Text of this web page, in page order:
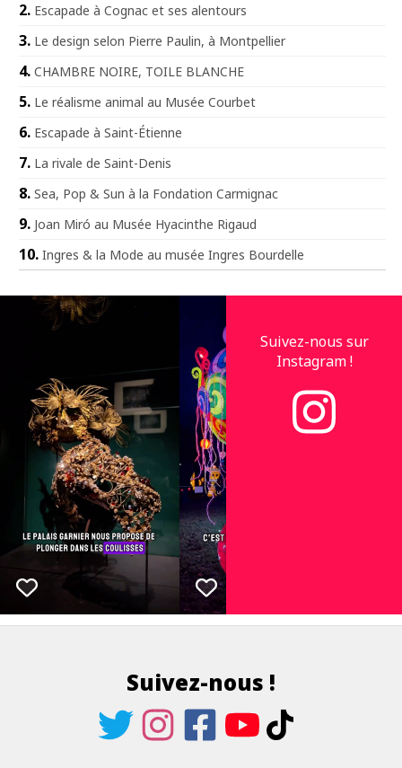
Escapade à Cognac et ses alentours
Le design selon Pierre Paulin, à Montpellier
CHAMBRE NOIRE, TOILE BLANCHE
Le réalisme animal au Musée Courbet
Escapade à Saint-Étienne
La rivale de Saint-Denis
Sea, Pop & Sun à la Fondation Carmignac
Joan Miró au Musée Hyacinthe Rigaud
Ingres & la Mode au musée Ingres Bourdelle
Suivez-nous sur
Instagram !
Suivez-nous !